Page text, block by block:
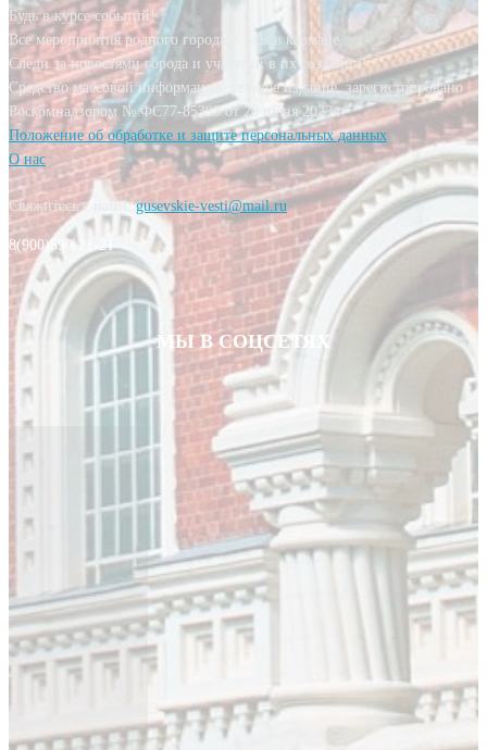
Будь в курсе событий!
Все мероприятия родного города у тебя в кармане.
Следи за новостями города и участвуй в их создании!
Средство массовой информации, сетевое издание, зарегистрировано
Роскомнадзором № ФС77-85393 от 20 июня 2023 г.
Положение об обработке и защите персональных данных
О нас
Свяжитесь с нами:gusevskie-vesti@mail.ru
8(900)590-21-21
МЫ В СОЦСЕТЯХ